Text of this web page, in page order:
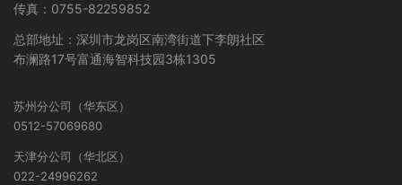
传真：0755-82259852
总部地址：深圳市龙岗区南湾街道下李朗社区
布澜路17号富通海智科技园3栋1305
苏州分公司（华东区）
0512-57069680
天津分公司（华北区）
022-24996262